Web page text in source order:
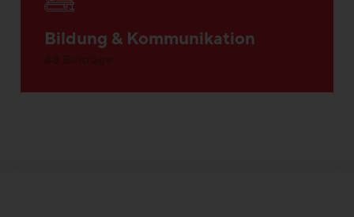
Bildung & Kommunikation